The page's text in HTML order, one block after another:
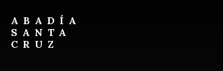
content
footer
ABADÍA
SANTA
CRUZ